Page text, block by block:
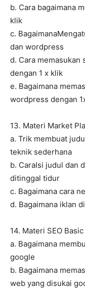
b. Cara bagaimana
klik
c.
dan wordpress
d. Cara
dengan 1 x klik
e. Bagaimana
wordpress dengan
13. Materi Market
a. Trik membuat
teknik sederhana
b. CaraIsi judul dan
ditinggal tidur
c. Bagaimana cara
d. Bagaimana iklan
14. Materi SEO Basic
a. Bagaimana
google
b. Bagaimana
web yang disukai